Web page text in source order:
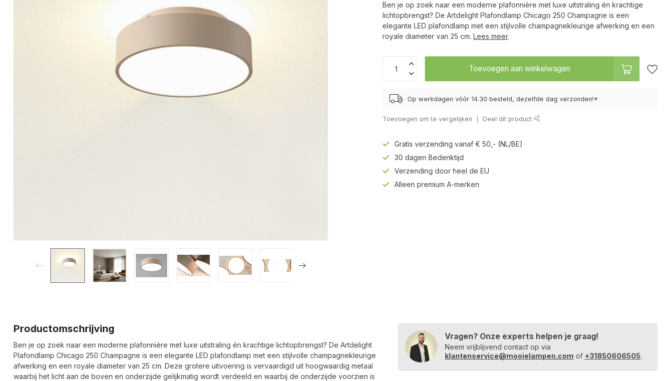
Ben je op zoek naar een moderne plafonnière met luxe uitstraling én krachtige
lichtopbrengst? De Artdelight Plafondlamp Chicago 250 Champagne is een
elegante LED plafondlamp met een stijlvolle champagnekleurige afwerking en een
royale diameter van 25 cm.Lees meer.
Toevoegen aan winkelwagen
Op werkdagen vóór 14.30 besteld, dezelfde dag verzonden!*
Toevoegen om te vergelijken Deel dit product
Gratis verzending vanaf € 50,- (NL/BE)
30 dagen Bedenktijd
Verzending door heel de EU
Alleen premium A-merken
Productomschrijving
Ben je op zoek naar een moderne plafonnière met luxe uitstraling én krachtige lichtopbrengst? De Artdelight
Plafondlamp Chicago 250 Champagne is een elegante LED plafondlamp met een stijlvolle champagnekleurige
afwerking en een royale diameter van 25 cm. Deze grotere uitvoering is vervaardigd uit hoogwaardig metaal
waarbij het licht aan de boven en onderzijde gelijkmatig wordt verdeeld en waarbij de onderzijde voorzien is
Vragen? Onze experts helpen je graag!
Neem vrijblijvend contact op via
klantenservice@mooielampen.com of +31850606505.